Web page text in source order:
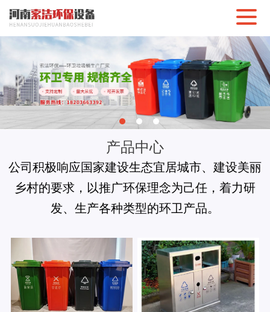
产品中心
公司积极响应国家建设生态宜居城市、建设美丽
乡村的要求，以推广环保理念为己任，着力研
发、生产各种类型的环卫产品。